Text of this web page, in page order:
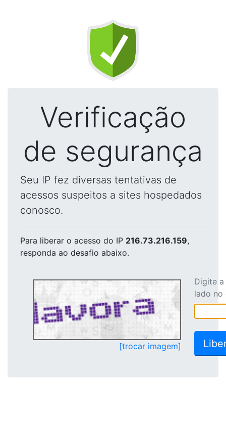
Verificação
de segurança
Seu IP fez diversas tentativas de
acessos suspeitos a sites hospedados
conosco.
Para liberar o acesso do IP 216.73.216.159,
responda ao desafio abaixo.
[trocar imagem]
Digite
lado no